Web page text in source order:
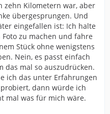
zehn Kilometern war, aber
übergesprungen. Und
eingefallen ist: Ich halte
zu machen und fahre
Stück ohne wenigstens
Nein, es passt einfach
das mal so auszudrücken.
ich das unter Erfahrungen
dann würde ich
mal was für mich wäre.